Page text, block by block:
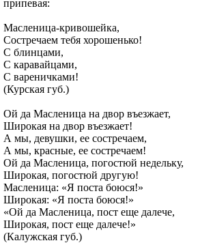
припевая:
Масленица-кривошейка,
Состречаем тебя хорошенько!
С блинцами,
С каравайцами,
С вареничками!
(Курская губ.)
Ой да Масленица на двор въезжает,
Широкая на двор въезжает!
А мы, девушки, ее состречаем,
А мы, красные, ее состречаем!
Ой да Масленица, погостюй недельку,
Широкая, погостюй другую!
Масленица: «Я поста боюся!»
Широкая: «Я поста боюся!»
«Ой да Масленица, пост еще далече,
Широкая, пост еще далече!»
(Калужская губ.)